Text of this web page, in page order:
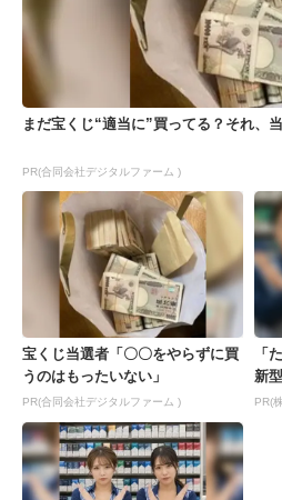
まだ宝くじ“適当に”買ってる？それ、
PR(合同会社デジタルファーム )
宝くじ当選者「〇〇をやらずに買
うのはもったいない」
PR(合同会社デジタルファーム )
「
新
PR(